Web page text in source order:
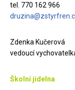
tel. 770 162 966
Zdenka Kučerová
vedoucí
Školní jídelna